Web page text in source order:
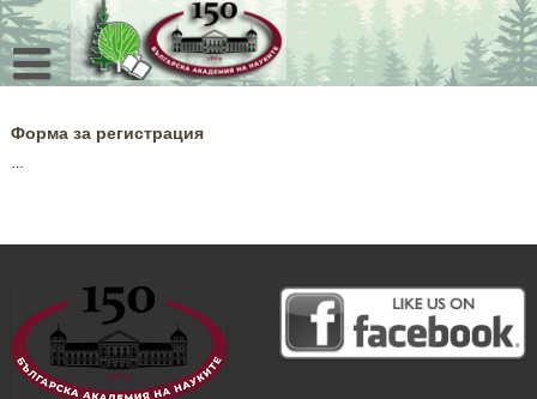
Skip
to
content
Форма за регистрация